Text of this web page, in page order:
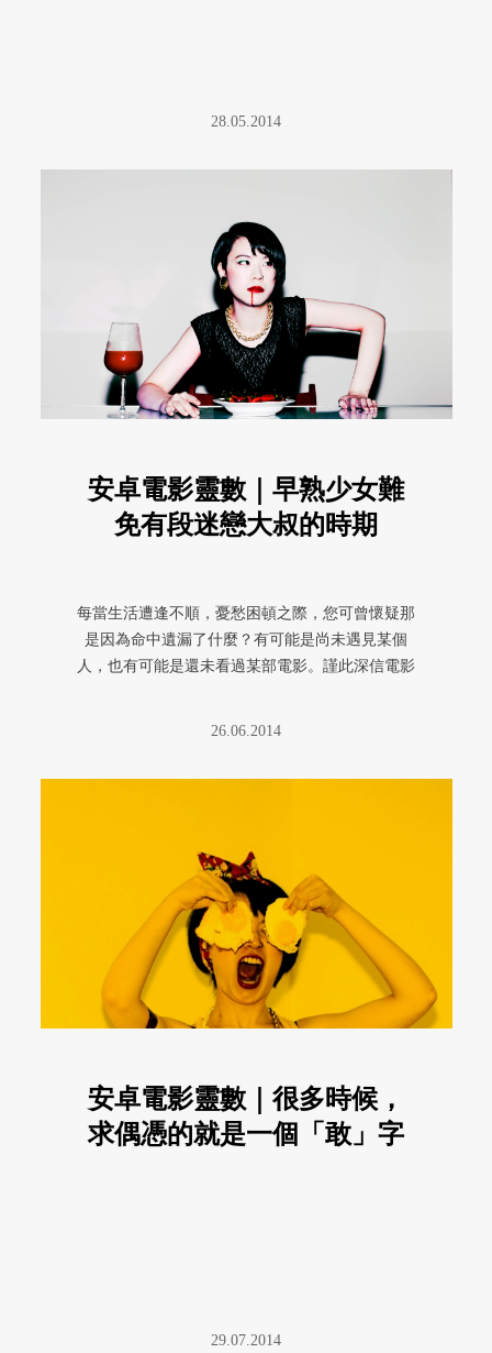
28.05.2014
安卓電影靈數｜早熟少女難
免有段迷戀大叔的時期
每當生活遭逢不順，憂愁困頓之際，您可曾懷疑那
是因為命中遺漏了什麼？有可能是尚未遇見某個
人，也有可能是還未看過某部電影。謹此深信電影
26.06.2014
安卓電影靈數｜很多時候，
求偶憑的就是一個「敢」字
29.07.2014